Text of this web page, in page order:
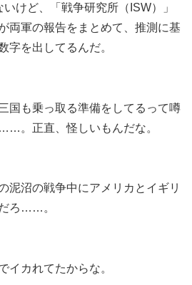
けど、「戦争研究所（ISW）」
両軍の報告をまとめて、推測に基
字を出してるんだ。
国も乗っ取る準備をしてるって噂
。正直、怪しいもんだな。
泥沼の戦争中にアメリカとイギリ
ろ……。
イカれてたからな。